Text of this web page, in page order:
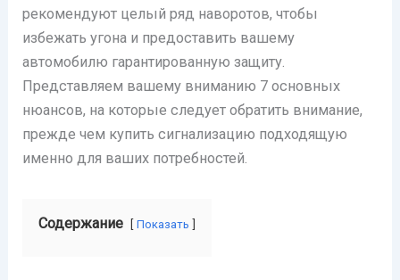
рекомендуют целый ряд наворотов, чтобы
избежать угона и предоставить вашему
автомобилю гарантированную защиту.
Представляем вашему вниманию 7 основных
нюансов, на которые следует обратить внимание,
прежде чем купить сигнализацию подходящую
именно для ваших потребностей.
Содержание Показать